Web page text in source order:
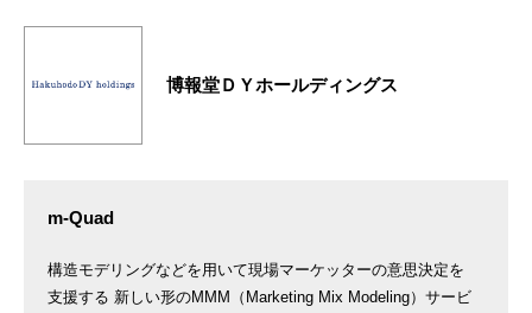
博報堂ＤＹホールディングス
m-Quad
構造モデリングなどを用いて現場マーケッターの意思決定を
支援する 新しい形のMMM（Marketing Mix Modeling）サービ